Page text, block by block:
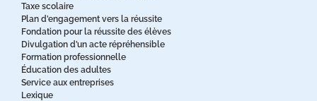
Taxe scolaire
Plan d’engagement vers la réussite
Fondation pour la réussite des élèves
Divulgation d’un acte répréhensible
Formation professionnelle
Éducation des adultes
Service aux entreprises
Lexique